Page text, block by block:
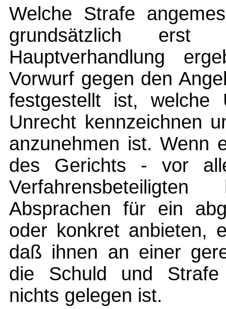
Welche Strafe
grundsätzlich
Hauptverhandlung
Vorwurf gegen den
festgestellt ist, welche
Unrecht kennzeichnen
anzunehmen ist. Wenn
des Gerichts - vor
Absprachen für ein
oder konkret anbieten,
daß ihnen an einer
die Schuld und Strafe
nichts gelegen ist.